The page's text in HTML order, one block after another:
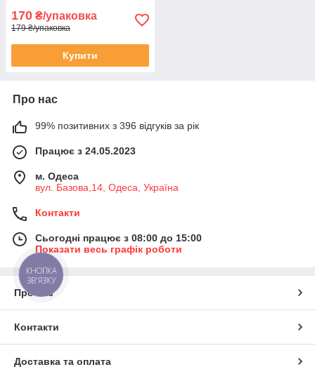
170 ₴/упаковка
179 ₴/упаковка
Купити
Про нас
99% позитивних з 396 відгуків за рік
Працює з 24.05.2023
м. Одеса
вул. Базова,14, Одеса, Україна
Контакти
Сьогодні працює з 08:00 до 15:00
Показати весь графік роботи
Про нас
Контакти
Доставка та оплата
КНОПКА
ЗВ'ЯЗКУ